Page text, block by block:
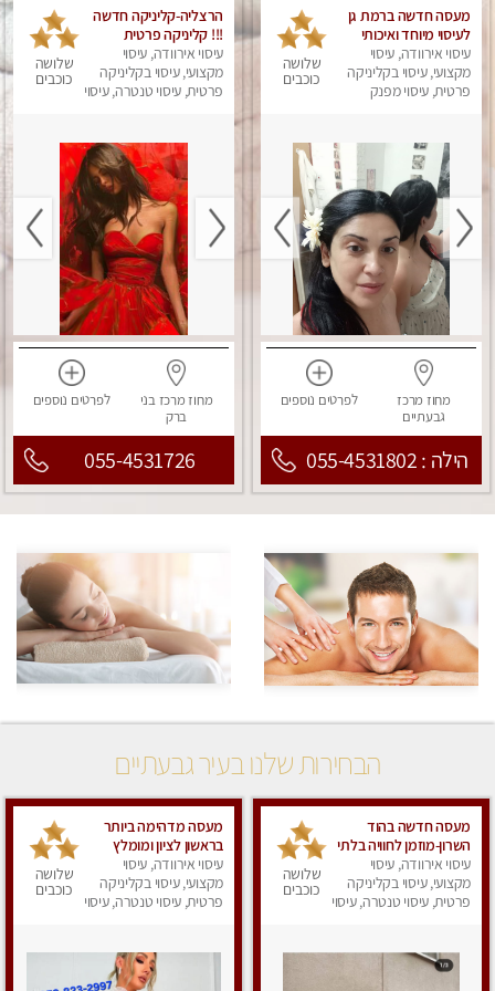
מעסה חדשה ברמת גן
לעיסוי מיוחד ואיכותי
מקום פרטי ואינטימי
ושקט מומלץ לחלוטין!!
עיסוי אירוודה, עיסוי
מקצועי, עיסוי בקליניקה
פרטית, עיסוי מפנק
שלושה
כוכבים
מחוז מרכז
גבעתיים
לפרטים נוספים
הילה : 055-4531802
הרצליה-קליניקה חדשה
!!! קליניקה פרטית
ואיכותית במיוחד
בהרצליה
עיסוי אירוודה, עיסוי
מקצועי, עיסוי בקליניקה
פרטית, עיסוי טנטרה, עיסוי
שלושה
כוכבים
מחוז מרכזבני
ברק
לפרטים נוספים
055-4531726
הבחירות שלנו בעיר גבעתיים
מעסה חדשה בהוד
השרון-מוזמן לחוויה בלתי
נשכחת!!!עיסוי מפנק
ביותר במקום פרטי
לחלוטין!
עיסוי אירוודה, עיסוי
מקצועי, עיסוי בקליניקה
פרטית, עיסוי טנטרה, עיסוי
שלושה
כוכבים
מעסה מדהימה ביותר
בראשון לציון ומומלץ
לחלוטין! פרטי! ​​​​​​ Highly
recommended
עיסוי אירוודה, עיסוי
מקצועי, עיסוי בקליניקה
פרטית, עיסוי טנטרה, עיסוי
שלושה
כוכבים